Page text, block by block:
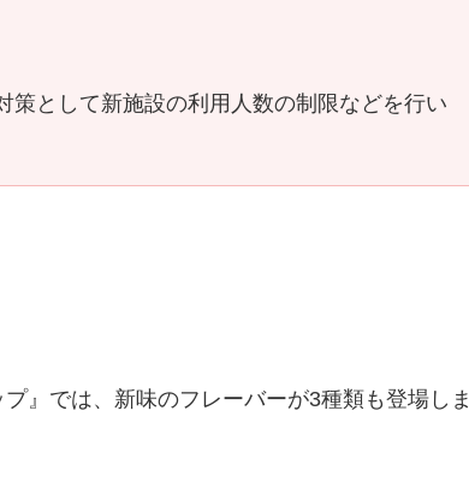
策として新施設の利用人数の制限などを行い
』では、新味のフレーバーが3種類も登場しま